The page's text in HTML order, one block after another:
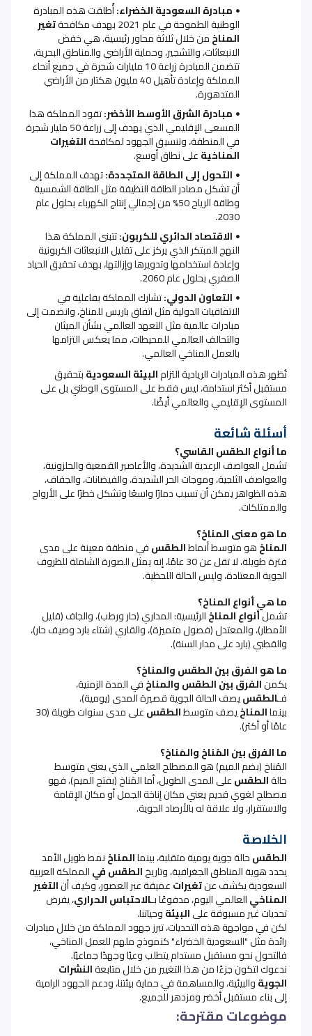
مبادرة السعودية الخضراء:أُطلقت هذه المبادرة
الوطنية الطموحة في عام 2021 بهدف مكافحة تغير
المناخمن خلال ثلاثة محاور رئيسية، هي خفض
الانبعاثات، والتشجير، وحماية الأراضي والمناطق البحرية،
تتضمن المبادرة زراعة 10 مليارات شجرة في جميع أنحاء
المملكة وإعادة تأهيل 40 مليون هكتار من الأراضي
المتدهورة.
مبادرة الشرق الأوسط الأخضر:تقود المملكة هذا
المسعى الإقليمي الذي يهدف إلى زراعة 50 مليار شجرة
في المنطقة، وتنسيق الجهود لمكافحةالتغيرات
المناخيةعلى نطاق أوسع.
التحول إلى الطاقة المتجددة:تهدف المملكة إلى
أن تشكل مصادر الطاقة النظيفة مثل الطاقة الشمسية
وطاقة الرياح 50% من إجمالي إنتاج الكهرباء بحلول عام
2030
.
الاقتصاد الدائري للكربون:تتبنى المملكة هذا
النهج المبتكر الذي يركز على تقليل الانبعاثات الكربونية
وإعادة استخدامها وتدويرها وإزالتها، بهدف تحقيق الحياد
الصفري بحلول عام 2060
.
التعاون الدولي:تشارك المملكة بفاعلية في
الاتفاقيات الدولية مثل اتفاق باريس للمناخ، وانضمت إلى
مبادرات عالمية مثل التعهد العالمي بشأن الميثان
والتحالف العالمي للمحيطات، مما يعكس التزامها
بالعمل المناخي العالمي.
تُظهر هذه المبادرات الريادية التزامالبيئة السعوديةبتحقيق
مستقبل أكثر استدامة، ليس فقط على المستوى الوطني بل على
المستوى الإقليمي والعالمي أيضًا.
أسئلة شائعة
ما أنواع الطقس القاسي؟
تشمل العواصف الرعدية الشديدة، والأعاصير القمعية والحلزونية،
والعواصف الثلجية، وموجات الحر الشديدة، والفيضانات، والجفاف،
هذه الظواهر يمكن أن تسبب دمارًا واسعًا وتشكل خطرًا على الأرواح
والممتلكات.
ما هو معنى المناخ؟
المناخهو متوسط أنماطالطقسفي منطقة معينة على مدى
فترة طويلة، لا تقل عن 30 عامًا، إنه يمثل الصورة الشاملة للظروف
الجوية المعتادة، وليس الحالة اللحظية.
ما هي أنواع المناخ؟
تشملأنواع المناخالرئيسية: المداري (حار ورطب)، والجاف (قليل
الأمطار)، والمعتدل (فصول متميزة)، والقاري (شتاء بارد وصيف حار)،
والقطبي (بارد على مدار السنة).
ما هو الفرق بين الطقس والمناخ؟
يكمنالفرق بين الطقس والمناخفي المدة الزمنية،
فـالطقسيصف الحالة الجوية قصيرة المدى (يومية)،
بينماالمناخيصف متوسطالطقس على مدى سنوات طويلة (30
عامًا أو أكثر).
ما الفرق بين المُناخ والمَناخ؟
المُناخ (بضم الميم) هو المصطلح العلمي الذي يعني متوسط
حالةالطقسعلى المدى الطويل، أما المَناخ (بفتح الميم)، فهو
مصطلح لغوي قديم يعني مكان إناخة الجمل أو مكان الإقامة
والاستقرار، ولا علاقة له بالأرصاد الجوية.
الخلاصة
الطقسحالة جوية يومية متقلبة، بينماالمناخنمط طويل الأمد
يحدد هوية المناطق الجغرافية، وتاريخالطقس فيالمملكة العربية
السعودية يكشف عنتغيراتعميقة عبر العصور، وكيف أنالتغير
المناخيالعالمي اليوم، مدفوعًا بـالاحتباس الحراري، يفرض
تحديات غير مسبوقة علىالبيئةوحياتنا.
لكن في مواجهة هذه التحديات، تبرز جهود المملكة من خلال مبادرات
رائدة مثل "السعودية الخضراء" كنموذج ملهم للعمل المناخي،
فالتحول نحو مستقبل مستدام يتطلب وعيًا وجهدًا جماعيًا.
ندعوك لتكون جزءًا من هذا التغيير من خلال متابعةالنشرات
الجويةوالبيئية، والمساهمة في حماية بيئتنا، ودعم الجهود الرامية
إلى بناء مستقبل أخضر ومزدهر للجميع.
موضوعات مقترحة: